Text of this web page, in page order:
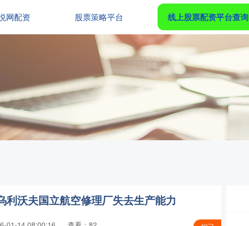
网配资 股票策略平台 线上股票配资平台查询
沃夫国立航空修理厂失去生产能力